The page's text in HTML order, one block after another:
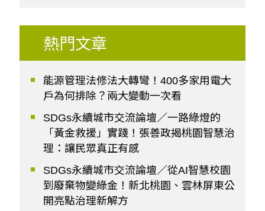
熱門文章
能源管理法修法大轉彎！400多家用電大
戶為何排除？兩大變動一次看
SDGs永續城市交流論壇／一路綠燈的
「黃金救援」實踐！張善政揭桃園智慧治
理：讓民眾真正有感
SDGs永續城市交流論壇／從AI智慧校園
到廢棄物變綠金！新北桃園、雲林屏東公
開亮點治理新解方